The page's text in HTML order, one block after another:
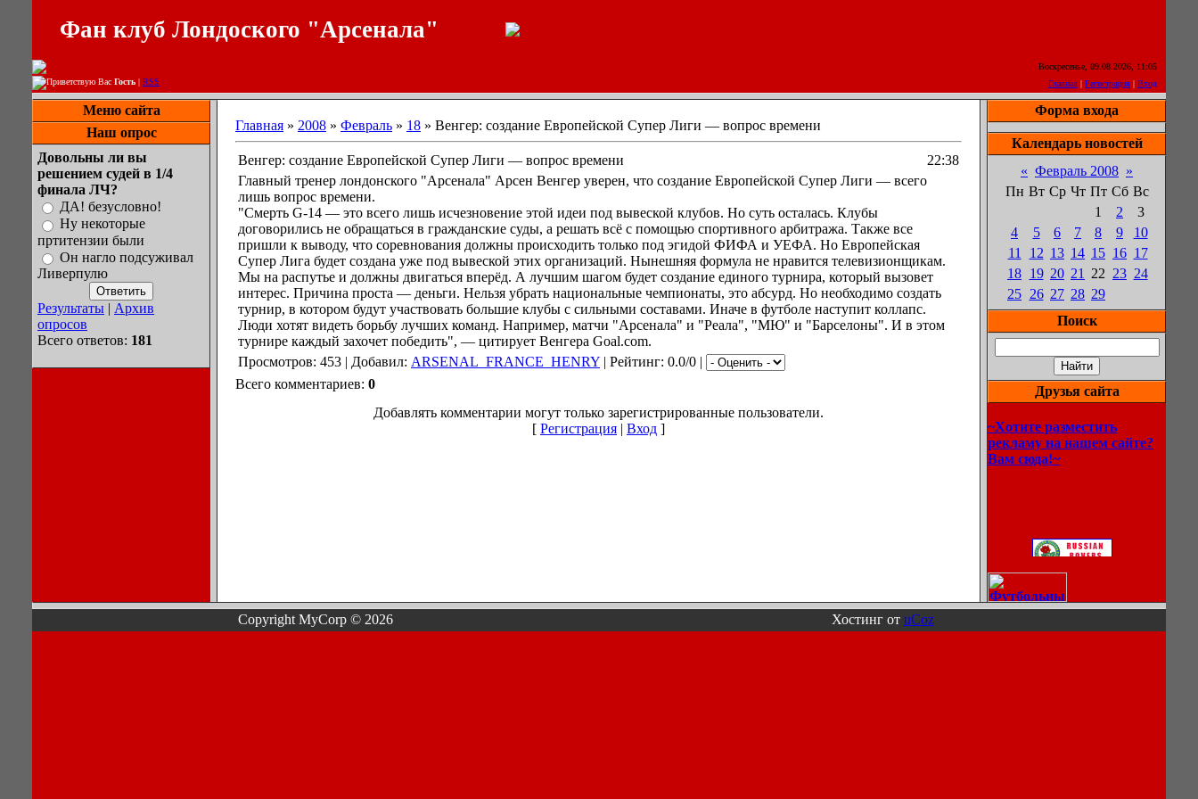
Фан клуб Лондоского "Арсенала"
Воскресенье, 09.08.2026, 11:05
Приветствую Вас Гость | RSS Главная | Регистрация | Вход
Меню сайта
Наш опрос
Довольны ли вы
решением судей в 1/4
финала ЛЧ?
ДА! безусловно!
Ну некоторые
пртитензии были
Он нагло подсуживал
Ливерпулю
Результаты | Архив
опросов
Всего ответов: 181
Главная » 2008 » Февраль » 18 » Венгер: создание Европейской Супер Лиги — вопрос времени
Венгер: создание Европейской Супер Лиги — вопрос времени
22:38
Главный тренер лондонского "Арсенала" Арсен Венгер уверен, что создание Европейской Супер Лиги — всего
лишь вопрос времени.
"Смерть G-14 — это всего лишь исчезновение этой идеи под вывеской клубов. Но суть осталась. Клубы
договорились не обращаться в гражданские суды, а решать всё с помощью спортивного арбитража. Также все
пришли к выводу, что соревнования должны происходить только под эгидой ФИФА и УЕФА. Но Европейская
Супер Лига будет создана уже под вывеской этих организаций. Нынешняя формула не нравится телевизионщикам.
Мы на распутье и должны двигаться вперёд. А лучшим шагом будет создание единого турнира, который вызовет
интерес. Причина проста — деньги. Нельзя убрать национальные чемпионаты, это абсурд. Но необходимо создать
турнир, в котором будут участвовать большие клубы с сильными составами. Иначе в футболе наступит коллапс.
Люди хотят видеть борьбу лучших команд. Например, матчи "Арсенала" и "Реала", "МЮ" и "Барселоны". И в этом
турнире каждый захочет победить", — цитирует Венгера Goal.com.
Просмотров: 453 | Добавил: ARSENAL_FRANCE_HENRY | Рейтинг: 0.0/0 |
Всего комментариев: 0
Добавлять комментарии могут только зарегистрированные пользователи.
[ Регистрация | Вход ]
Форма входа
Календарь новостей
« Февраль 2008 »
Пн Вт Ср Чт Пт Сб Вс
1
2
3
4
5 6 7 8 9
10
11
12 13 14 15 16 17
18 19 20 21 22 23 24
25 26 27 28 29
Поиск
Друзья сайта
~Хотите разместить
рекламу на нашем сайте?
Вам сюда!~
Copyright MyCorp © 2026 Хостинг от uCoz